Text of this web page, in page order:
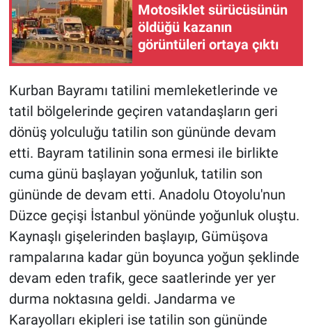
Motosiklet sürücüsünün
öldüğü kazanın
görüntüleri ortaya çıktı
Kurban Bayramı tatilini memleketlerinde ve
tatil bölgelerinde geçiren vatandaşların geri
dönüş yolculuğu tatilin son gününde devam
etti. Bayram tatilinin sona ermesi ile birlikte
cuma günü başlayan yoğunluk, tatilin son
gününde de devam etti. Anadolu Otoyolu'nun
Düzce geçişi İstanbul yönünde yoğunluk oluştu.
Kaynaşlı gişelerinden başlayıp, Gümüşova
rampalarına kadar gün boyunca yoğun şeklinde
devam eden trafik, gece saatlerinde yer yer
durma noktasına geldi. Jandarma ve
Karayolları ekipleri ise tatilin son gününde